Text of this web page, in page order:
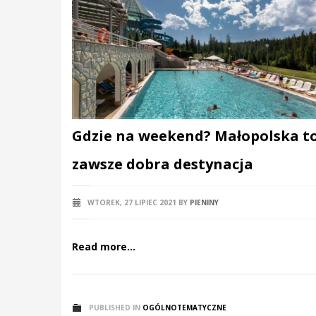
Gdzie na weekend? Małopolska
zawsze dobra destynacja
WTOREK, 27 LIPIEC 2021 BY PIENINY
Read more...
PUBLISHED IN OGÓLNOTEMATYCZNE